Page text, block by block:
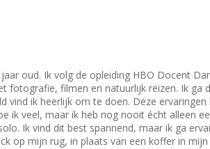
oud. Ik volg de opleiding HBO Docent
fotografie, filmen en natuurlijk reizen. Ik ga
vind ik heerlijk om te doen. Deze
ik veel, maar ik heb nog nooit écht alleen
Ik vind dit best spannend, maar ik ga
op mijn rug, in plaats van een koffer in mijn